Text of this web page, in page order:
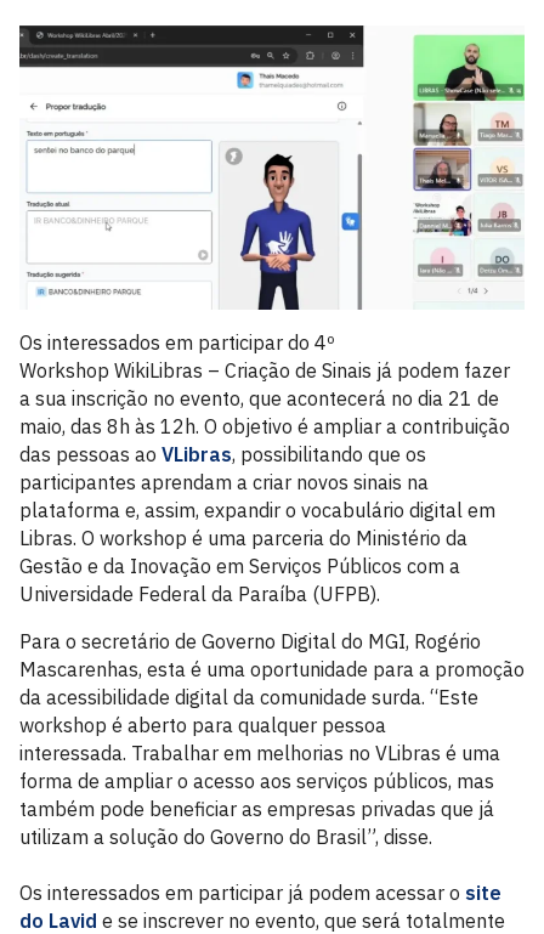
Os interessados em participar do 4º
Workshop WikiLibras – Criação de Sinais já podem fazer
a sua inscrição no evento, que acontecerá no dia 21 de
maio, das 8h às 12h. O objetivo é ampliar a contribuição
das pessoas ao VLibras, possibilitando que os
participantes aprendam a criar novos sinais na
plataforma e, assim, expandir o vocabulário digital em
Libras. O workshop é uma parceria do Ministério da
Gestão e da Inovação em Serviços Públicos com a
Universidade Federal da Paraíba (UFPB).
Para o secretário de Governo Digital do MGI, Rogério
Mascarenhas, esta é uma oportunidade para a promoção
da acessibilidade digital da comunidade surda. “Este
workshop é aberto para qualquer pessoa
interessada. Trabalhar em melhorias no VLibras é uma
forma de ampliar o acesso aos serviços públicos, mas
também pode beneficiar as empresas privadas que já
utilizam a solução do Governo do Brasil”, disse.
Os interessados em participar já podem acessar o site
do Lavid e se inscrever no evento, que será totalmente